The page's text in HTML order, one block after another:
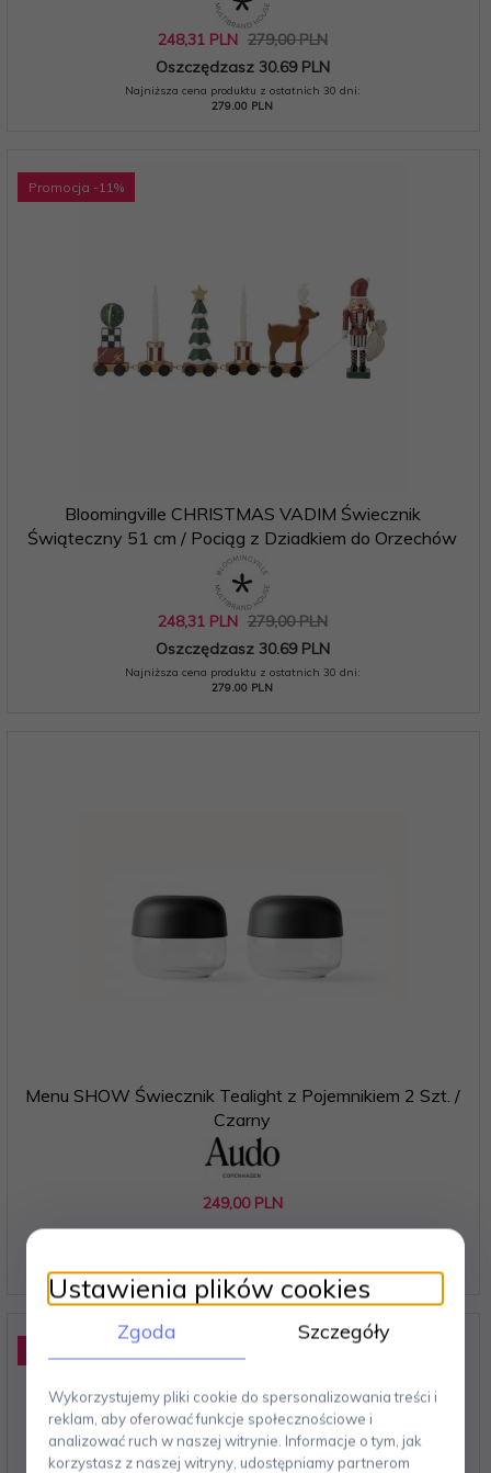
248,31 PLN 279,00 PLN
Oszczędzasz 30.69 PLN
Najniższa cena produktu z ostatnich 30 dni:
279.00 PLN
Promocja -11 %
Bloomingville CHRISTMAS VADIM Świecznik
Świąteczny 51 cm / Pociąg z Dziadkiem do Orzechów
248,31 PLN 279,00 PLN
Oszczędzasz 30.69 PLN
Najniższa cena produktu z ostatnich 30 dni:
279.00 PLN
Menu SHOW Świecznik Tealight z Pojemnikiem 2 Szt. /
Czarny
249,00 PLN
Ustawienia plików cookies
Zgoda Szczegóły
Wykorzystujemy pliki cookie do spersonalizowania treści i
reklam, aby oferować funkcje społecznościowe i
analizować ruch w naszej witrynie. Informacje o tym, jak
korzystasz z naszej witryny, udostępniamy partnerom